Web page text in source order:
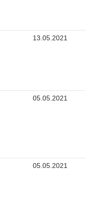
13.05.2021
05.05.2021
05.05.2021